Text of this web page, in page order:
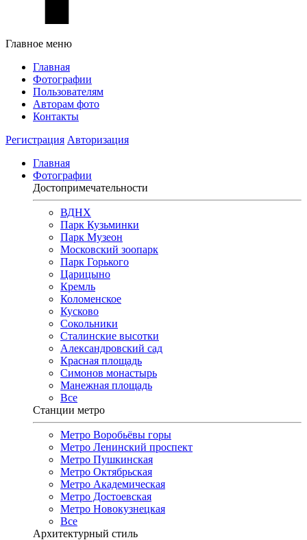
Главное меню
Главная
Фотографии
Пользователям
Авторам фото
Контакты
Регистрация Авторизация
Главная
Фотографии
Достопримечательности
ВДНХ
Парк Кузьминки
Парк Музеон
Московский зоопарк
Парк Горького
Царицыно
Кремль
Коломенское
Кусково
Сокольники
Сталинские высотки
Александровский сад
Красная площадь
Симонов монастырь
Манежная площадь
Все
Станции метро
Метро Воробьёвы горы
Метро Ленинский проспект
Метро Пушкинская
Метро Октябрьская
Метро Академическая
Метро Достоевская
Метро Новокузнецкая
Все
Архитектурный стиль